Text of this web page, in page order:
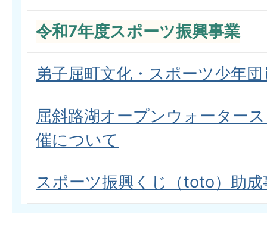
令和7年度スポーツ振興事業
弟子屈町文化・スポーツ少年
屈斜路湖オープンウォーター
催について
スポーツ振興くじ（toto）助成